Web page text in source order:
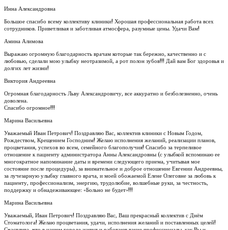
Инна Александровна
Большое спасибо всему коллективу клиники! Хорошая профессиональная работа всех
сотрудников. Приветливая и заботливая атмосфера, разумные цены. Удачи Вам!
Амина Алимова
Выражаю огромную благодарность врачам которые так бережно, качественно и с
любовью, сделали мою улыбку неотразимой, а рот полон зубов!!! Дай вам Бог здоровья и
долгих лет жизни!
Виктория Андреевна
Огромная благодарность Льву Александровичу, все аккуратно и безболезненно, очень
доволена.
Спасибо огромное!!!
Марина Васильевна
Уважаемый Иван Петрович! Поздравляю Вас, коллектив клиники с Новым Годом,
Рождеством, Крещением Господним! Желаю исполнения желаний, реализации планов,
процветания, успехов во всем, семейного благополучия! Спасибо за терпеливое
отношение к пациенту администратора Анны Александровны (с улыбкой вспоминаю ее
многократное напоминание даты и времени следующего приема, учитывая мое
состояние после процедуры), за внимательное и доброе отношение Евгении Андреевны,
за лучезарную улыбку главного врача, и моей обожаемой Елене Олеговне за любовь к
пациенту, профессионализм, энергию, трудолюбие, волшебные руки, за честность,
поддержку и обнадеживающее: «Больно не будет»!!!
Марина Васильевна
Уважаемый, Иван Петрович! Поздравляю Вас, Ваш прекрасный коллектив с Днём
Стоматолога! Желаю процветания, удачи, исполнения желаний и поставленных целей!